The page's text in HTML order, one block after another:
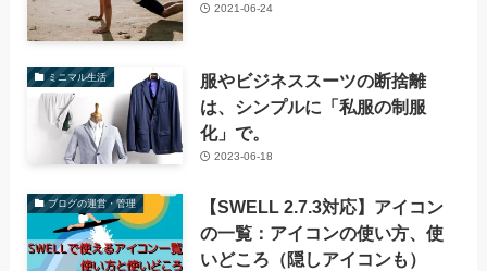
2021-06-24
ミニマル生活
服やビジネススーツの断捨離
は、シンプルに「私服の制服
化」で。
2023-06-18
ブログの運営・管理
【SWELL 2.7.3対応】アイコン
の一覧：アイコンの使い方、使
いどころ（隠しアイコンも）